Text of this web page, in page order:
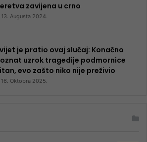
zavijena u crno
13. Augusta 2024.
je pratio ovaj slučaj: Konačno
uzrok tragedije podmornice
evo zašto niko nije preživio
16. Oktobra 2025.